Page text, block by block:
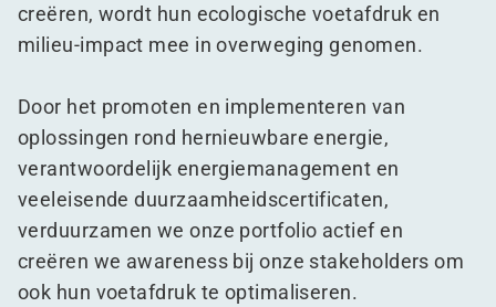
creëren, wordt hun ecologische voetafdruk en
milieu-impact mee in overweging genomen.
Door het promoten en implementeren van
oplossingen rond hernieuwbare energie,
verantwoordelijk energiemanagement en
veeleisende duurzaamheidscertificaten,
verduurzamen we onze portfolio actief en
creëren we awareness bij onze stakeholders om
ook hun voetafdruk te optimaliseren.